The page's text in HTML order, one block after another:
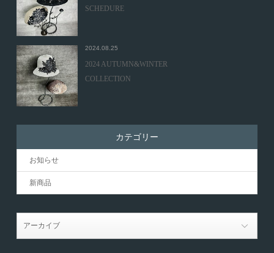
SCHEDURE
2024.08.25
2024 AUTUMN&WINTER
COLLECTION
カテゴリー
お知らせ
新商品